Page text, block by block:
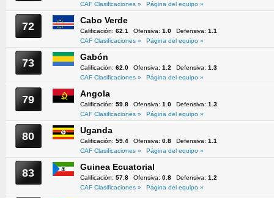
CAF Clasificaciones »
Página del equipo »
72 Cabo Verde
Calificación: 62.1 Ofensiva: 1.0 Defensiva: 1.1
CAF Clasificaciones »
Página del equipo »
73 Gabón
Calificación: 62.0 Ofensiva: 1.2 Defensiva: 1.3
CAF Clasificaciones »
Página del equipo »
79 Angola
Calificación: 59.8 Ofensiva: 1.0 Defensiva: 1.3
CAF Clasificaciones »
Página del equipo »
80 Uganda
Calificación: 59.4 Ofensiva: 0.8 Defensiva: 1.1
CAF Clasificaciones »
Página del equipo »
83 Guinea Ecuatorial
Calificación: 57.8 Ofensiva: 0.8 Defensiva: 1.2
CAF Clasificaciones »
Página del equipo »